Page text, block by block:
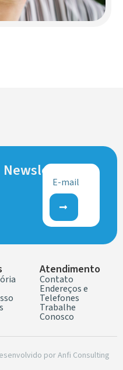
Newsletter
Atendimento
Contato
Endereços e
Telefones
Trabalhe
Conosco
porAnfi Consulting